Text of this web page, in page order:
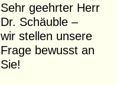
Sehr geehrter Herr
Dr. Schäuble –
wir stellen unsere
Frage bewusst an
Sie!